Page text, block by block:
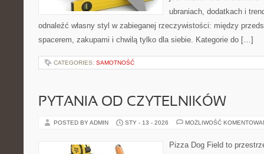
ubraniach, dodatkach i
odnaleźć własny styl w zabieganej rzeczywistości: między
spacerem, zakupami i chwilą tylko dla siebie. Kategorie do […]
CATEGORIES: SAMOTNOŚĆ
PYTANIA OD CZYTELNIKÓW
POSTED BY ADMIN STY - 13 - 2026 MOŻLIWOŚĆ
Pizza Dog Field to